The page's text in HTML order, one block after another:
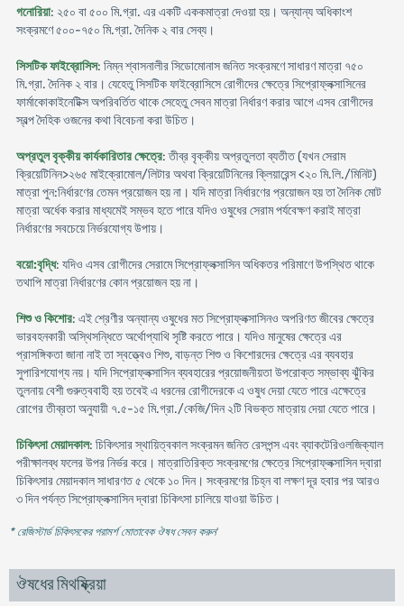
গনোরিয়া: ২৫০ বা ৫০০ মি.গ্রা. এর একটি এককমাত্রা দেওয়া হয়। অন্যান্য অধিকাংশ
সংক্রমণে ৫০০-৭৫০ মি.গ্রা. দৈনিক ২ বার সেব্য।
সিসটিক ফাইব্রোসিস: নিম্ন শ্বাসনালীর সিডোমোনাস জনিত সংক্রমণে সাধারণ মাত্রা ৭৫০
মি.গ্রা. দৈনিক ২ বার। যেহেতু সিসটিক ফাইব্রোসিসে রোগীদের ক্ষেত্রে সিপ্রোফ্লক্সাসিনের
ফার্মাকোকাইনেটিক্স অপরিবর্তিত থাকে সেহেতু সেবন মাত্রা নির্ধারণ করার আগে এসব রোগীদের
স্বল্প দৈহিক ওজনের কথা বিবেচনা করা উচিত।
অপ্রতুল বৃক্কীয় কার্যকারিতার ক্ষেত্রে: তীব্র বৃক্কীয় অপ্রতুলতা ব্যতীত (যখন সেরাম
ক্রিয়েটিনিন>২৬৫ মাইক্রোমোল/লিটার অথবা ক্রিয়েটিনিনের ক্লিয়ারেন্স <২০ মি.লি./মিনিট)
মাত্রা পুন:নির্ধারণের তেমন প্রয়োজন হয় না। যদি মাত্রা নির্ধারণের প্রয়োজন হয় তা দৈনিক মোট
মাত্রা অর্ধেক করার মাধ্যমেই সম্ভব হতে পারে যদিও ওষুধের সেরাম পর্যবেক্ষণ করাই মাত্রা
নির্ধারণের সবচেয়ে নির্ভরযোগ্য উপায়।
বয়ো:বৃদ্ধি: যদিও এসব রোগীদের সেরামে সিপ্রোফ্লক্সাসিন অধিকতর পরিমাণে উপস্থিত থাকে
তথাপি মাত্রা নির্ধারণের কোন প্রয়োজন হয় না।
শিশু ও কিশোর: এই শ্রেণীর অন্যান্য ওষুধের মত সিপ্রোফ্লক্সাসিনও অপরিণত জীবের ক্ষেত্রে
ভারবহনকারী অস্থিসন্ধিতে অর্থোপ্যাথি সৃষ্টি করতে পারে। যদিও মানুষের ক্ষেত্রে এর
প্রাসঙ্গিকতা জানা নাই তা স্বত্ত্বেও শিশু, বাড়ন্ত শিশু ও কিশোরদের ক্ষেত্রে এর ব্যবহার
সুপারিশযোগ্য নয়। যদি সিপ্রোফ্লক্সাসিন ব্যবহারের প্রয়োজনীয়তা উপরোক্ত সম্ভাব্য ঝুঁকির
তুলনায় বেশী গুরুত্ববাহী হয় তবেই এ ধরনের রোগীদেরকে এ ওষুধ দেয়া যেতে পারে এক্ষেত্রে
রোগের তীব্রতা অনুযায়ী ৭.৫-১৫ মি.গ্রা./কেজি/দিন ২টি বিভক্ত মাত্রায় দেয়া যেতে পারে।
চিকিৎসা মেয়াদকাল: চিকিৎসার স্থায়িত্বকাল সংক্রমন জনিত রেসপন্স এবং ব্যাকটেরিওলজিক্যাল
পরীক্ষালব্ধ ফলের উপর নির্ভর করে। মাত্রাতিরিক্ত সংক্রমণের ক্ষেত্রে সিপ্রোফ্লক্সাসিন দ্বারা
চিকিৎসার মেয়াদকাল সাধারণত ৫ থেকে ১০ দিন। সংক্রমণের চিহ্ন বা লক্ষণ দূর হবার পর আরও
৩ দিন পর্যন্ত সিপ্রোফ্লক্সাসিন দ্বারা চিকিৎসা চালিয়ে যাওয়া উচিত।
* রেজিস্টার্ড চিকিৎসকের পরামর্শ মোতাবেক ঔষধ সেবন করুন'
ঔষধের মিথষ্ক্রিয়া